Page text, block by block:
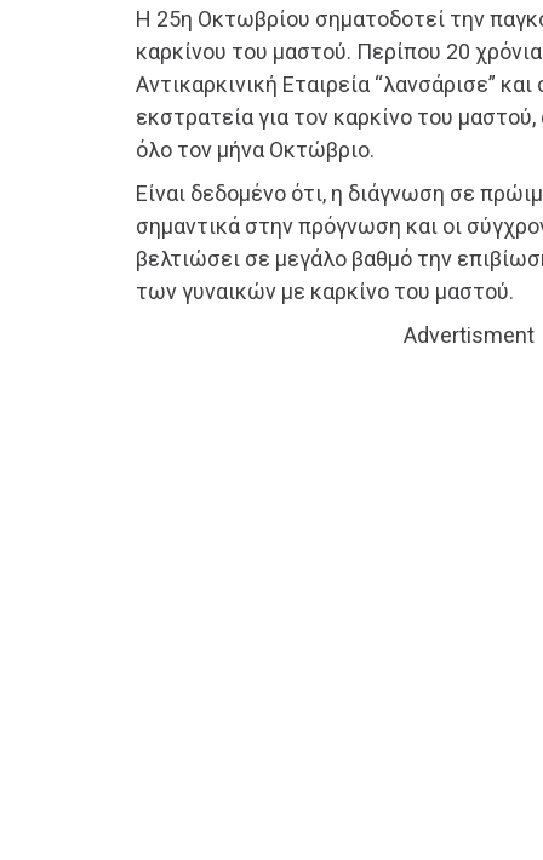
Η 25η Οκτωβρίου σηματοδοτεί την
καρκίνου του μαστού. Περίπου 20
Αντικαρκινική Εταιρεία “λανσάρισε”
εκστρατεία για τον καρκίνο του
όλο τον μήνα Οκτώβριο.
Είναι δεδομένο ότι, η διάγνωση σε
σημαντικά στην πρόγνωση και οι
βελτιώσει σε μεγάλο βαθμό την
των γυναικών με καρκίνο του μαστού.
Advertisment